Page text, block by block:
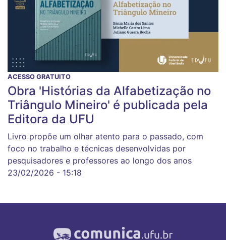
ACESSO GRATUITO
Obra 'Histórias da Alfabetização no
Triângulo Mineiro' é publicada pela
Editora da UFU
Livro propõe um olhar atento para o passado, com
foco no trabalho e técnicas desenvolvidas por
pesquisadores e professores ao longo dos anos
23/02/2026 - 15:18